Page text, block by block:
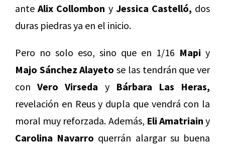
anteAlix Collombon y Jessica Castelló, dos
duras piedras ya en el inicio.
Pero no solo eso, sino que en 1/16 Mapi y
Majo Sánchez Alayeto se las tendrán que ver
conVero Virseda y Bárbara Las Heras,
revelación en Reus y dupla que vendrá con la
moral muy reforzada. Además, Eli Amatriain y
Carolina Navarro querrán alargar su buena